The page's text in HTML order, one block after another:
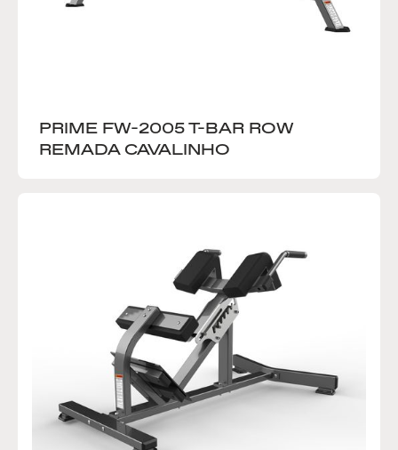
PRIME FW-2005 T-BAR ROW
REMADA CAVALINHO